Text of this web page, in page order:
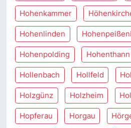
Hohenkammer
Hohenlinden
Hohenpolding Hohenthann
Hollenbach Hollfeld
Holzgünz Holzheim
Hopferau Horgau